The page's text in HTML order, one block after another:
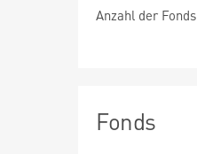
Anzahl der Fonds
Fonds